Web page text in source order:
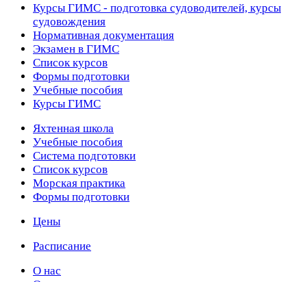
Курсы ГИМС - подготовка судоводителей, курсы
судовождения
Нормативная документация
Экзамен в ГИМС
Список курсов
Формы подготовки
Учебные пособия
Курсы ГИМС
Яхтенная школа
Учебные пособия
Cистема подготовки
Список курсов
Морская практика
Формы подготовки
Цены
Расписание
О нас